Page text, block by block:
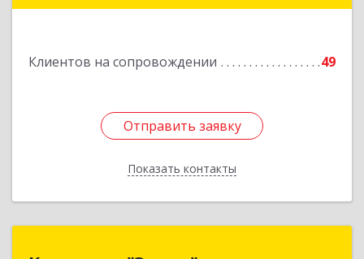
Клиентов на сопровождении 49
Отправить заявку
Показать контакты
Подробнее
Отправить заявку
Назад